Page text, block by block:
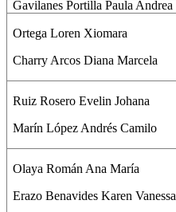
Gavilanes Portilla Paula Andrea
Ortega Loren Xiomara
Charry Arcos Diana Marcela
Ruiz Rosero Evelin Johana
Marín López Andrés Camilo
Olaya Román Ana María
Erazo Benavides Karen Vanessa